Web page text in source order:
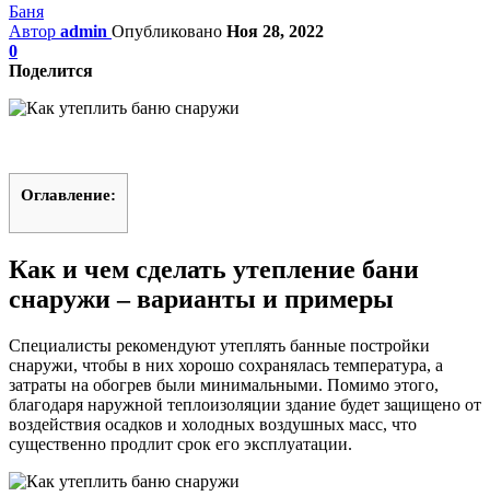
Баня
Автор admin Опубликовано Ноя 28, 2022
0
Поделится
Оглавление:
Как и чем сделать утепление бани
снаружи – варианты и примеры
Специалисты рекомендуют утеплять банные постройки
снаружи, чтобы в них хорошо сохранялась температура, а
затраты на обогрев были минимальными. Помимо этого,
благодаря наружной теплоизоляции здание будет защищено от
воздействия осадков и холодных воздушных масс, что
существенно продлит срок его эксплуатации.